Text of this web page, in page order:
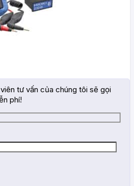
tư vấn của chúng tôi sẽ gọi
phí!